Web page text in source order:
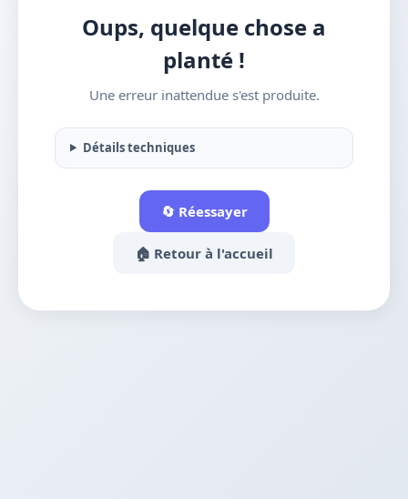
Oups, quelque chose a
planté !
Une erreur inattendue s'est produite.
Détails techniques
🔄 Réessayer
🏠 Retour à l'accueil